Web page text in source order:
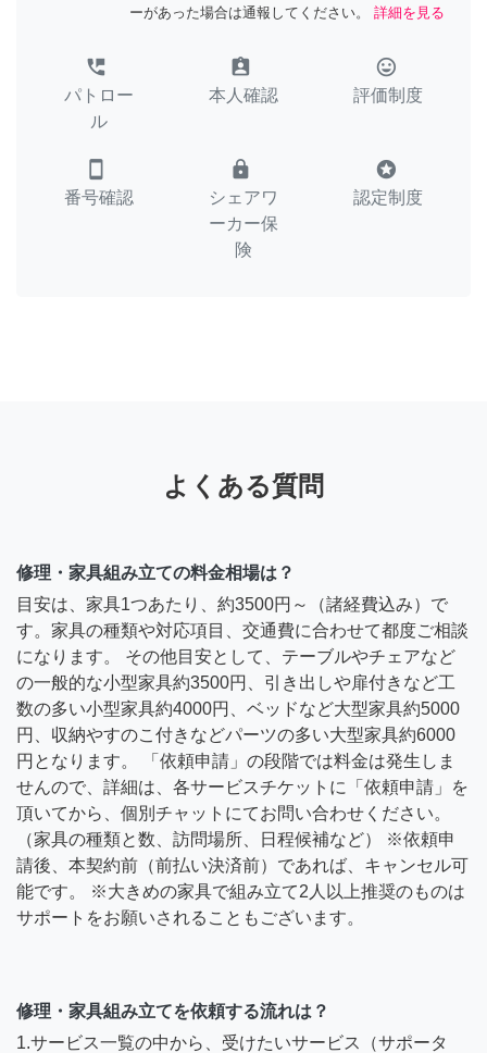
ーがあった場合は通報してください。 詳細を見る
perm_phone_msg
パトロー
ル
assignment_ind
本人確認
tag_faces
評価制度
smartphone
番号確認
lock
シェアワ
ーカー保
険
stars
認定制度
よくある質問
修理・家具組み立ての料金相場は？
目安は、家具1つあたり、約3500円～（諸経費込み）で
す。家具の種類や対応項目、交通費に合わせて都度ご相談
になります。 その他目安として、テーブルやチェアなど
の一般的な小型家具約3500円、引き出しや扉付きなど工
数の多い小型家具約4000円、ベッドなど大型家具約5000
円、収納やすのこ付きなどパーツの多い大型家具約6000
円となります。 「依頼申請」の段階では料金は発生しま
せんので、詳細は、各サービスチケットに「依頼申請」を
頂いてから、個別チャットにてお問い合わせください。
（家具の種類と数、訪問場所、日程候補など） ※依頼申
請後、本契約前（前払い決済前）であれば、キャンセル可
能です。 ※大きめの家具で組み立て2人以上推奨のものは
サポートをお願いされることもございます。
修理・家具組み立てを依頼する流れは？
1.サービス一覧の中から、受けたいサービス（サポータ